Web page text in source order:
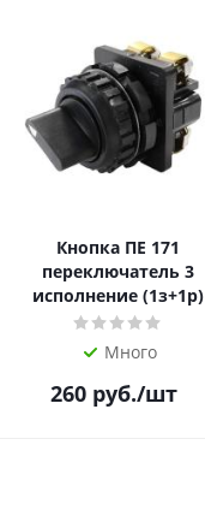
Кнопка ПЕ 171
переключатель 3
исполнение (1з+1р)
Много
260 руб./шт